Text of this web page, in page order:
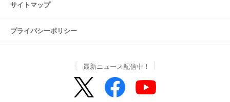
サイトマップ
プライバシーポリシー
最新ニュース配信中！